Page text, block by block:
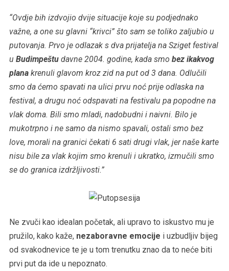
“Ovdje bih izdvojio dvije situacije koje su podjednako
važne, a one su glavni “krivci” što sam se toliko zaljubio u
putovanja. Prvo je odlazak s dva prijatelja na Sziget festival
u Budimpeštudavne 2004. godine, kada smo bez ikakvog
planakrenuli glavom kroz zid na put od 3 dana. Odlučili
smo da ćemo spavati na ulici prvu noć prije odlaska na
festival, a drugu noć odspavati na festivalu pa popodne na
vlak doma. Bili smo mladi, nadobudni i naivni. Bilo je
mukotrpno i ne samo da nismo spavali, ostali smo bez
love, morali na granici čekati 6 sati drugi vlak, jer naše karte
nisu bile za vlak kojim smo krenuli i ukratko, izmučili smo
se do granica izdržljivosti.”
Ne zvuči kao idealan početak, ali upravo to iskustvo mu je
pružilo, kako kaže, nezaboravne emocije i uzbudljiv bijeg
od svakodnevice te je u tom trenutku znao da to neće biti
prvi put da ide u nepoznato.